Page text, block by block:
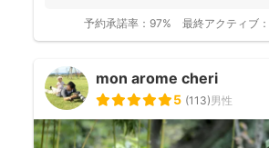
予約承諾率： 97% 最終アクティブ：
mon arome cheri
5 (113)男性